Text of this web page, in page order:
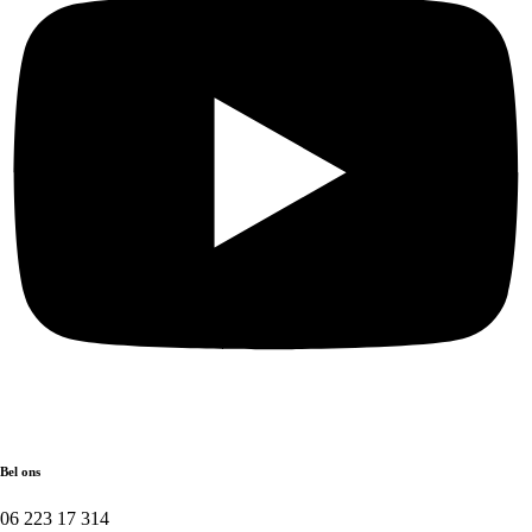
Bel ons
06 223 17 314